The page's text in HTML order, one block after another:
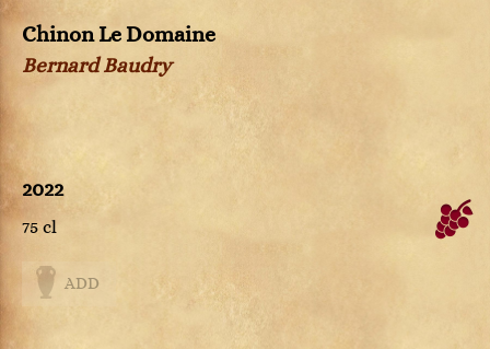
Chinon Le Domaine
Bernard Baudry
2022
75 cl
ADD